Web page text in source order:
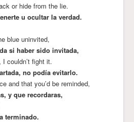
or hide from the lie.
u ocultar la verdad.
blue uninvited,
si haber sido invitada,
I couldn’t fight it.
no podía evitarlo.
and that you’d be reminded,
y que recordaras,
terminado.